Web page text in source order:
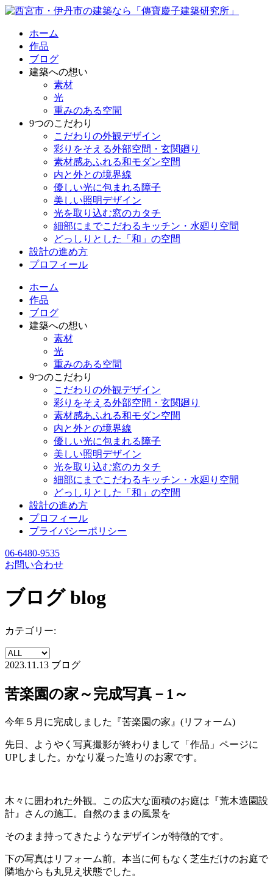
ホーム
作品
ブログ
建築への想い
素材
光
重みのある空間
9つのこだわり
こだわりの外観デザイン
彩りをそえる外部空間・玄関廻り
素材感あふれる和モダン空間
内と外との境界線
優しい光に包まれる障子
美しい照明デザイン
光を取り込む窓のカタチ
細部にまでこだわるキッチン・水廻り空間
どっしりとした「和」の空間
設計の進め方
プロフィール
ホーム
作品
ブログ
建築への想い
素材
光
重みのある空間
9つのこだわり
こだわりの外観デザイン
彩りをそえる外部空間・玄関廻り
素材感あふれる和モダン空間
内と外との境界線
優しい光に包まれる障子
美しい照明デザイン
光を取り込む窓のカタチ
細部にまでこだわるキッチン・水廻り空間
どっしりとした「和」の空間
設計の進め方
プロフィール
プライバシーポリシー
06-6480-9535
お問い合わせ
ブログ blog
カテゴリー:
2023.11.13 ブログ
苦楽園の家～完成写真－1～
今年５月に完成しました『苦楽園の家』(リフォーム)
先日、ようやく写真撮影が終わりまして「作品」ページに
UPしました。かなり凝った造りのお家です。
木々に囲われた外観。この広大な面積のお庭は『荒木造園設
計』さんの施工。自然のままの風景を
そのまま持ってきたようなデザインが特徴的です。
下の写真はリフォーム前。本当に何もなく芝生だけのお庭で
隣地からも丸見え状態でした。